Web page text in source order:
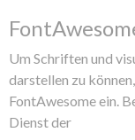
Um Schriften und
darstellen zu
FontAwesome ein.
Dienst der